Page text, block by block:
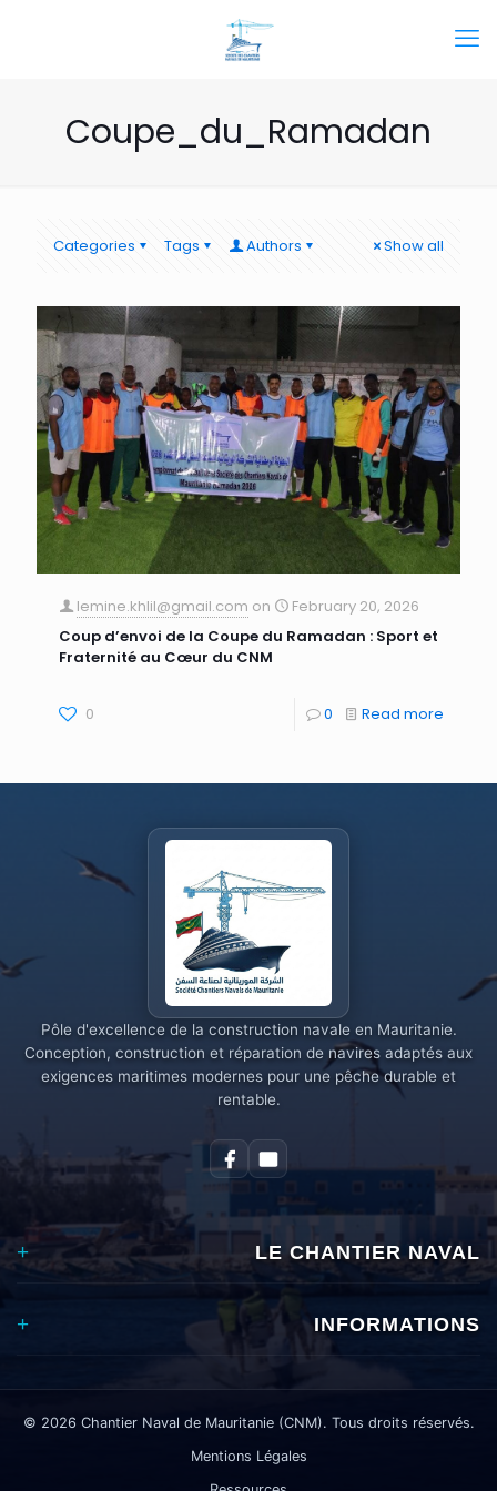
Coupe_du_Ramadan
Categories Tags Authors Show all
lemine.khlil@gmail.com on
February 20, 2026
Coup d’envoi de la Coupe du Ramadan : Sport et
Fraternité au Cœur du CNM
0 0 Read more
Pôle d'excellence de la construction navale en Mauritanie.
Conception, construction et réparation de navires adaptés aux
exigences maritimes modernes pour une pêche durable et
rentable.
LE CHANTIER NAVAL
INFORMATIONS
© 2026 Chantier Naval de Mauritanie (CNM). Tous droits réservés.
Mentions Légales